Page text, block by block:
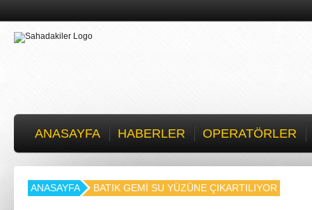
ANASAYFA HABERLER OPERATÖRLER
ANASAYFA BATIK GEMI SU YÜZÜNE ÇIKARTILIYOR